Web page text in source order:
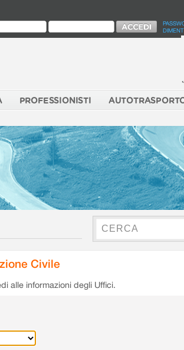
PROFESSIONISTI
Civile
alle informazioni degli Uffici.